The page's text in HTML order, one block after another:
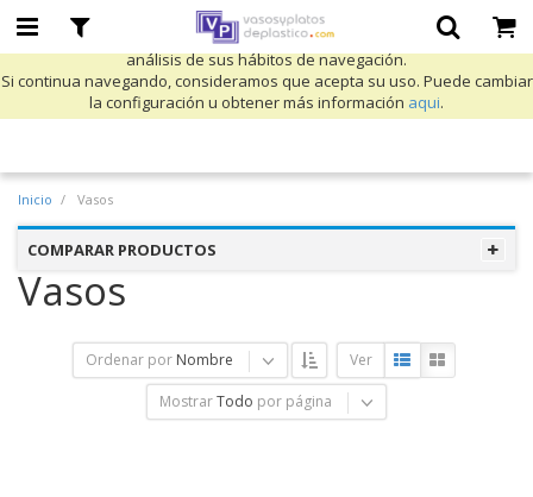
Utilizamos cookies propias y de terceros para mejorar nuestros servicios
y mostrarle publicidad relacionada con sus preferencias mediante el
análisis de sus hábitos de navegación.
Si continua navegando, consideramos que acepta su uso. Puede cambiar
la configuración u obtener más información aqui.
Inicio Vasos
COMPARAR PRODUCTOS
Vasos
Ordenar por Nombre Ver
MostrarTodo por página